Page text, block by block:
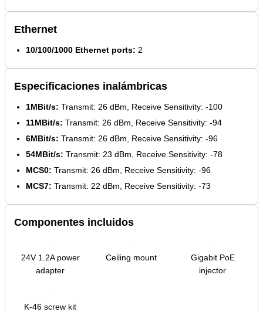
Ethernet
10/100/1000 Ethernet ports: 2
Especificaciones inalámbricas
1MBit/s: Transmit: 26 dBm, Receive Sensitivity: -100
11MBit/s: Transmit: 26 dBm, Receive Sensitivity: -94
6MBit/s: Transmit: 26 dBm, Receive Sensitivity: -96
54MBit/s: Transmit: 23 dBm, Receive Sensitivity: -78
MCS0: Transmit: 26 dBm, Receive Sensitivity: -96
MCS7: Transmit: 22 dBm, Receive Sensitivity: -73
Componentes incluidos
24V 1.2A power
adapter
Ceiling mount
Gigabit PoE
injector
K-46 screw kit